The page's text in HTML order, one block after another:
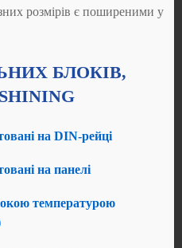
розмірів є поширеними у
БЛОКІВ,
на DIN-рейці
на панелі
температурою